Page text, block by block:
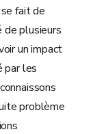
fait de
de plusieurs
un impact
par les
problème